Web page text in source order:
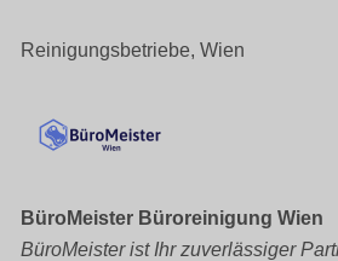
Reinigungsbetriebe, Wien
BüroMeister Büroreinigung Wien
BüroMeister ist Ihr zuverlässiger